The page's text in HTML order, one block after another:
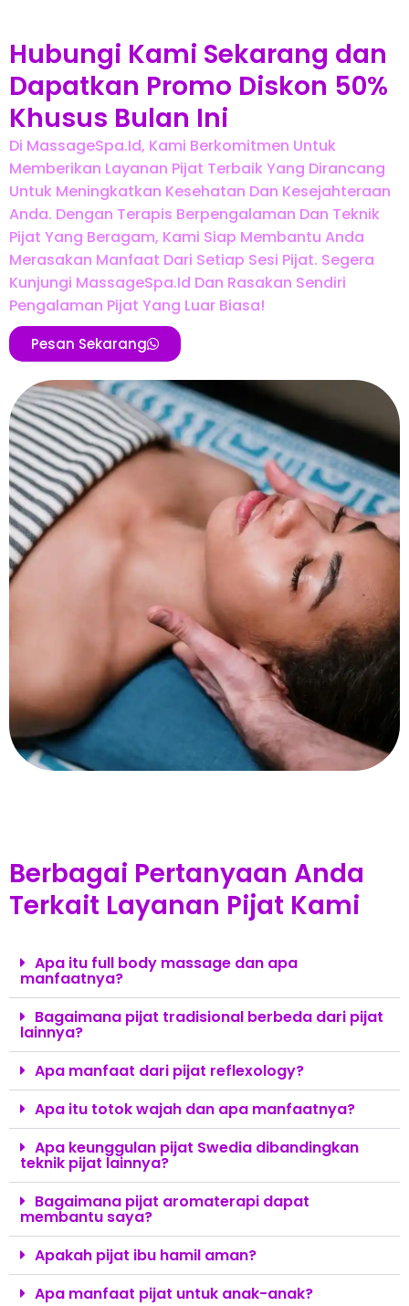
Hubungi Kami Sekarang dan
Dapatkan Promo Diskon 50%
Khusus Bulan Ini
Di MassageSpa.id, Kami Berkomitmen Untuk
Memberikan Layanan Pijat Terbaik Yang Dirancang
Untuk Meningkatkan Kesehatan Dan Kesejahteraan
Anda. Dengan Terapis Berpengalaman Dan Teknik
Pijat Yang Beragam, Kami Siap Membantu Anda
Merasakan Manfaat Dari Setiap Sesi Pijat. Segera
Kunjungi MassageSpa.id Dan Rasakan Sendiri
Pengalaman Pijat Yang Luar Biasa!
Pesan Sekarang
Berbagai Pertanyaan Anda
Terkait Layanan Pijat Kami
Apa itu full body massage dan apa
manfaatnya?
Bagaimana pijat tradisional berbeda dari pijat
lainnya?
Apa manfaat dari pijat reflexology?
Apa itu totok wajah dan apa manfaatnya?
Apa keunggulan pijat Swedia dibandingkan
teknik pijat lainnya?
Bagaimana pijat aromaterapi dapat
membantu saya?
Apakah pijat ibu hamil aman?
Apa manfaat pijat untuk anak-anak?